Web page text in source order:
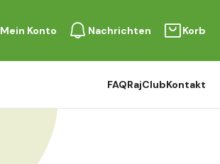
Mein Konto Nachrichten Korb
FAQRajClubKontakt